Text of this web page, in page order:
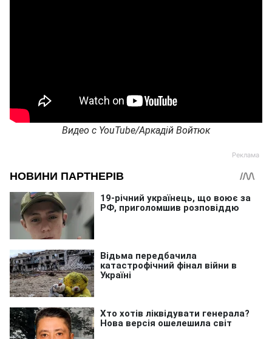
Видео с YouTube/Аркадій Войтюк